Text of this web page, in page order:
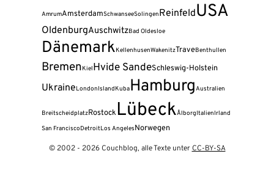
AmrumAmsterdamSchwanseeSolingenReinfeldUSA
OldenburgAuschwitzBad Oldesloe
DänemarkKellenhusenWakenitzTraveBenthullen
BremenKielHvide SandeSchleswig-Holstein
UkraineLondonIslandKubaHamburgAustralien
BreitscheidplatzRostockLübeckÅlborgItalienIrland
San FranciscoDetroitLos AngelesNorwegen
© 2002 - 2026 Couchblog, alle Texte unter CC-BY-SA